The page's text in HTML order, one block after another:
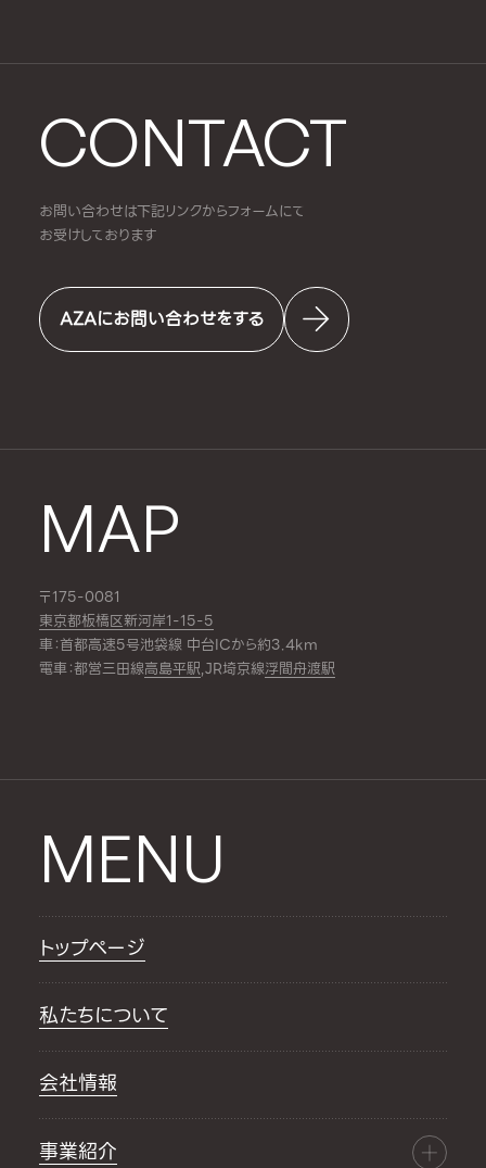
CONTACT
お問い合わせは下記リンクからフォームにて
お受けしております
AZAにお問い合わせをする
MAP
〒175-0081
東京都板橋区新河岸1-15-5
車：首都高速5号池袋線 中台ICから約3.4km
電車：都営三田線高島平駅,JR埼京線浮間舟渡駅
MENU
トップページ
私たちについて
会社情報
事業紹介